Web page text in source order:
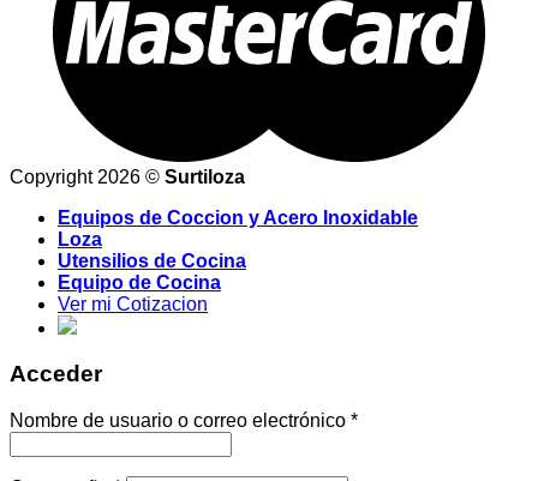
Copyright 2026 © Surtiloza
Equipos de Coccion y Acero Inoxidable
Loza
Utensilios de Cocina
Equipo de Cocina
Ver mi Cotizacion
Acceder
Nombre de usuario o correo electrónico *